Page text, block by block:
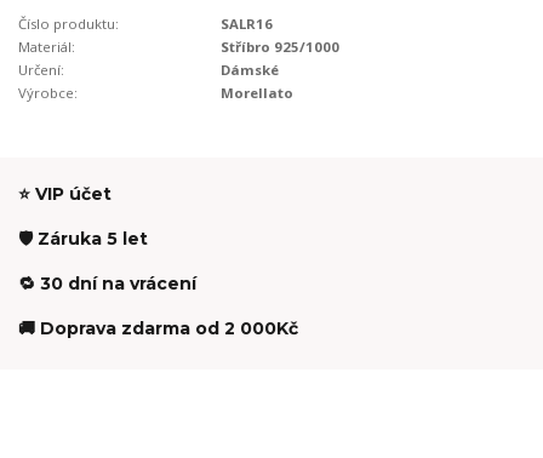
Číslo produktu:
SALR16
Materiál:
Stříbro 925/1000
Určení:
Dámské
Výrobce:
Morellato
⭐ VIP účet
🛡️ Záruka 5 let
🔁 30 dní na vrácení
🚚 Doprava zdarma od 2 000Kč